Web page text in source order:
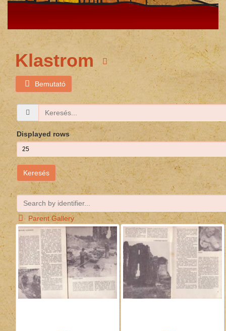
Klastrom
Bemutató
Displayed rows
Keresés
Parent Gallery